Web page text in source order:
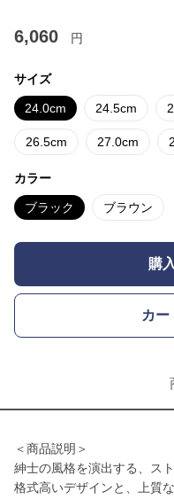
6,060 円
サイズ
24.0cm 24.5cm
26.5cm 27.0cm
カラー
ブラック ブラウン
購
カー
＜商品説明＞
紳士の風格を演出する、ス
格式高いデザインと、上質